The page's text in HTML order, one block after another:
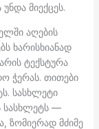
მიექცეს.
აღების
ხარისხიანად
ტექსტურა
ჭერას. თითები
სასხლეტი
სასხლეტს —
ზომიერად მძიმე